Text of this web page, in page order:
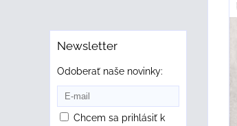
Newsletter
Odoberať naše novinky:
Chcem sa prihlásiť k